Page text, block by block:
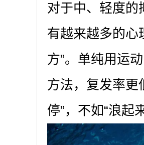
对于中、轻度的
有越来越多的心
方”。单纯用运
方法，复发率更
停”，不如“浪起